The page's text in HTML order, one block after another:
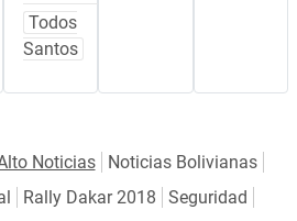
Todos
Santos
Noticias
Noticias Bolivianas
Rally Dakar 2018
Seguridad